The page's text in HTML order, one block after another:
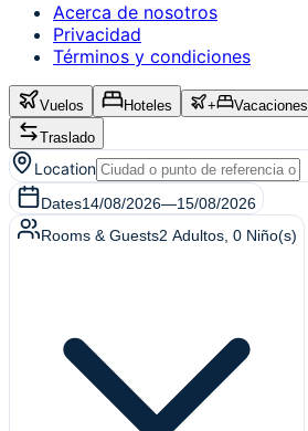
Acerca de nosotros
Privacidad
Términos y condiciones
Vuelos Hoteles + Vacaciones
Traslado
Location
Dates14/08/2026—15/08/2026
Rooms & Guests2 Adultos 0 Niño(s)